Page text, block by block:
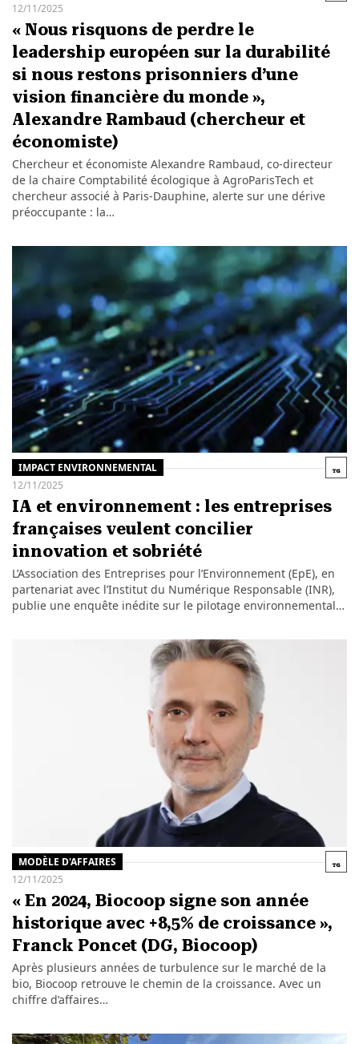
12/11/2025
« Nous risquons de perdre le
leadership européen sur la durabilité
si nous restons prisonniers d’une
vision financière du monde »,
Alexandre Rambaud (chercheur et
économiste)
Chercheur et économiste Alexandre Rambaud, co-directeur
de la chaire Comptabilité écologique à AgroParisTech et
chercheur associé à Paris-Dauphine, alerte sur une dérive
préoccupante : la…
IMPACT ENVIRONNEMENTAL
12/11/2025
IA et environnement : les entreprises
françaises veulent concilier
innovation et sobriété
L’Association des Entreprises pour l’Environnement (EpE), en
partenariat avec l’Institut du Numérique Responsable (INR),
publie une enquête inédite sur le pilotage environnemental…
MODÈLE D'AFFAIRES
12/11/2025
« En 2024, Biocoop signe son année
historique avec +8,5% de croissance »,
Franck Poncet (DG, Biocoop)
Après plusieurs années de turbulence sur le marché de la
bio, Biocoop retrouve le chemin de la croissance. Avec un
chiffre d’affaires…